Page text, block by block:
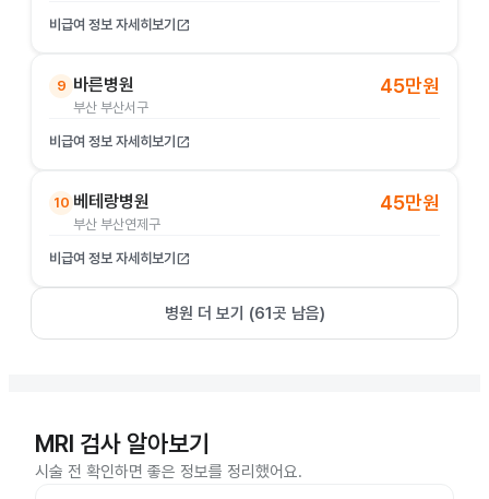
비급여 정보 자세히보기 open_in_new
9 바른병원
부산 부산서구
45만원
비급여 정보 자세히보기 open_in_new
10 베테랑병원
부산 부산연제구
45만원
비급여 정보 자세히보기 open_in_new
병원 더 보기 (61곳 남음)
MRI 검사 알아보기
시술 전 확인하면 좋은 정보를 정리했어요.